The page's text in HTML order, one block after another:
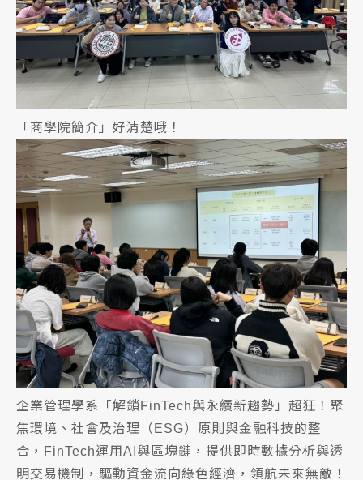
「商學院簡介」好清楚哦！
企業管理學系「解鎖FinTech與永續新趨勢」超狂！聚
焦環境、社會及治理（ESG）原則與金融科技的整
合，FinTech運用AI與區塊鏈，提供即時數據分析與透
明交易機制，驅動資金流向綠色經濟，領航未來無敵！